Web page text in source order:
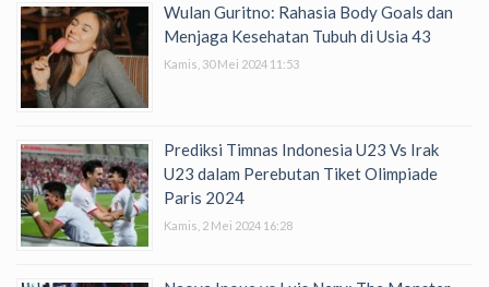
Wulan Guritno: Rahasia Body Goals dan
Menjaga Kesehatan Tubuh di Usia 43
Kamis, 30 Mei 2024 11:53
Prediksi Timnas Indonesia U23 Vs Irak
U23 dalam Perebutan Tiket Olimpiade
Paris 2024
Kamis, 2 Mei 2024 16:28